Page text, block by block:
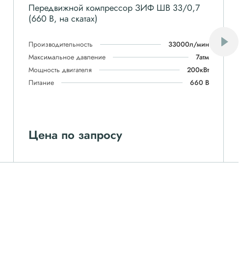
Передвижной компрессор ЗИФ ШВ 33/0,7
(660 В, на скатах)
Производительность
33000л/мин
Максимальное давление
7атм
Мощность двигателя
200кВт
Питание
660 В
Цена по запросу